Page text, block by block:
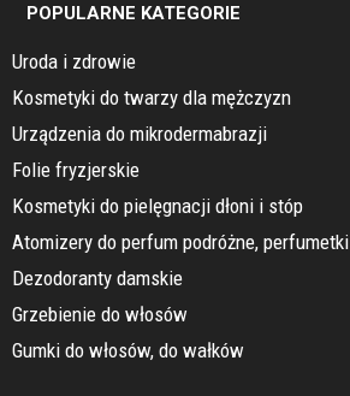
POPULARNE KATEGORIE
Uroda i zdrowie
Kosmetyki do twarzy dla mężczyzn
Urządzenia do mikrodermabrazji
Folie fryzjerskie
Kosmetyki do pielęgnacji dłoni i stóp
Atomizery do perfum podróżne, perfumetki
Dezodoranty damskie
Grzebienie do włosów
Gumki do włosów, do wałków